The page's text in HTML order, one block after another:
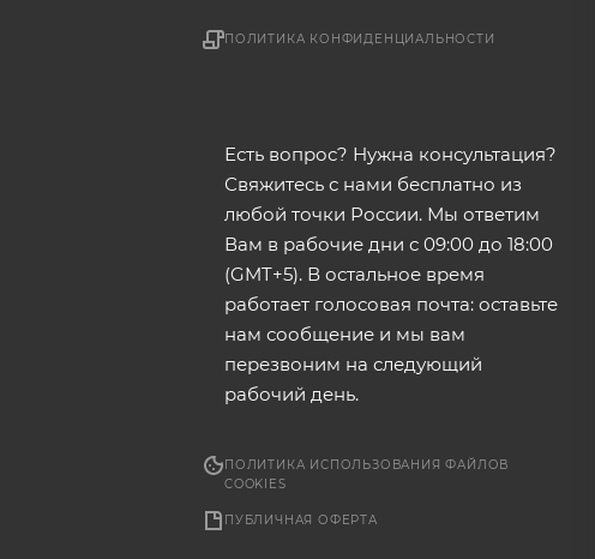
ПОЛИТИКА КОНФИДЕНЦИАЛЬНОСТИ
Есть вопрос? Нужна консультация?
Свяжитесь с нами бесплатно из
любой точки России. Мы ответим
Вам в рабочие дни с 09:00 до 18:00
(GMT+5). В остальное время
работает голосовая почта: оставьте
нам сообщение и мы вам
перезвоним на следующий
рабочий день.
ПОЛИТИКА ИСПОЛЬЗОВАНИЯ ФАЙЛОВ
COOKIES
ПУБЛИЧНАЯ ОФЕРТА